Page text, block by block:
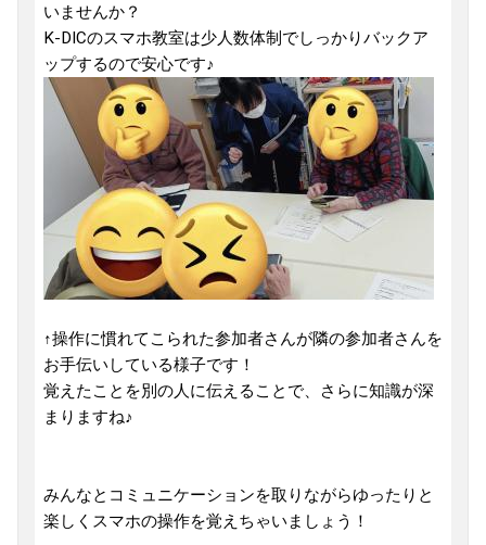
いませんか？
K-DICのスマホ教室は少人数体制でしっかりバックア
ップするので安心です♪
↑操作に慣れてこられた参加者さんが隣の参加者さんを
お手伝いしている様子です！
覚えたことを別の人に伝えることで、さらに知識が深
まりますね♪
みんなとコミュニケーションを取りながらゆったりと
楽しくスマホの操作を覚えちゃいましょう！